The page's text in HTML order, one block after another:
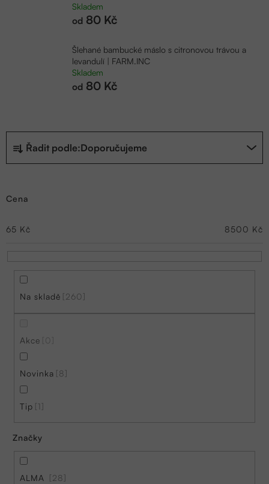
Skladem
od 80 Kč
Šlehané bambucké máslo s citronovou trávou a
levandulí | FARM.INC
Skladem
od 80 Kč
a
e
n
Řadit podle:Doporučujeme
Cena
65 Kč 8500 Kč
Na skladě 260
Akce 0
Novinka 8
Tip 1
Značky
ALMA 28